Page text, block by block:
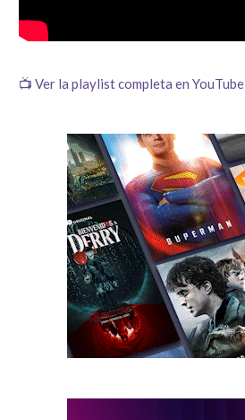
📺 Ver la playlist completa en YouTube